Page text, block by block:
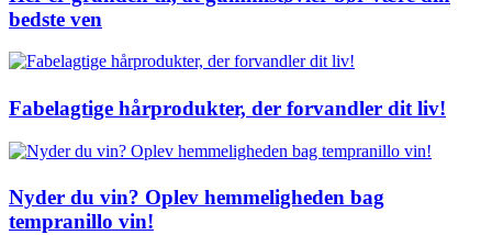
bedste ven
Fabelagtige hårprodukter, der forvandler dit liv!
Nyder du vin? Oplev hemmeligheden bag
tempranillo vin!